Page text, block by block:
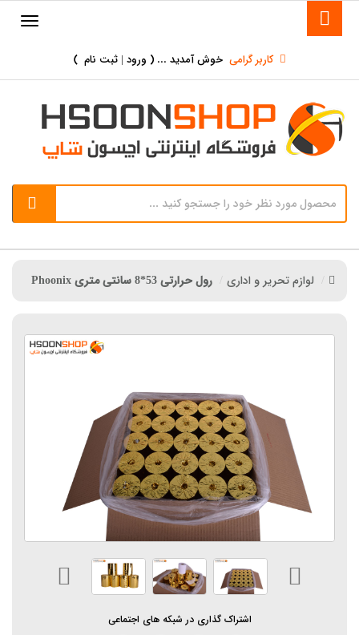
کاربر گرامی خوش آمدید ... ( ورود | ثبت نام )
لوازم تحریر و اداری رول حرارتی 53*8 سانتی متری Phoonix
اشتراک گذاری در شبکه های اجتماعی